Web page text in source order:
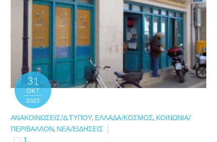
31
ΟΚΤ
2025
ΑΝΑΚΟΙΝΏΣΕΙΣ/Δ.ΤΎΠΟΥ, ΕΛΛΆΔΑ/ΚΌΣΜΟΣ, ΚΟΙΝΩΝΊΑ/
ΠΕΡΙΒΆΛΛΟΝ, ΝΈΑ/ΕΙΔΉΣΕΙΣ
1